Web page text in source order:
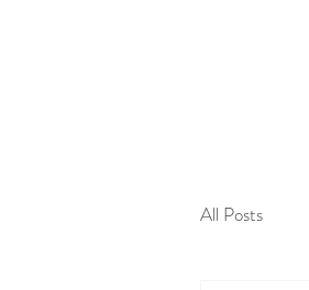
All Posts